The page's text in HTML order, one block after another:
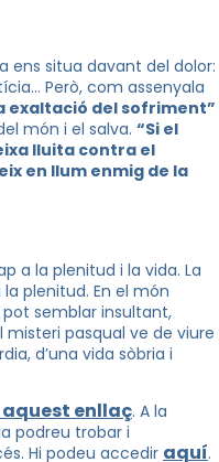
ens situa davant del dolor:
Però, com assenyala
exaltació del sofriment”
món i el salva. “Si el
lluita contra el
en llum enmig de la
a la plenitud i la vida. La
plenitud. En el món
pot semblar insultant,
pasqual ve de viure
d’una vida sòbria i
aquest enllaç. A la
podreu trobar i
Hi podeu accedir aquí.